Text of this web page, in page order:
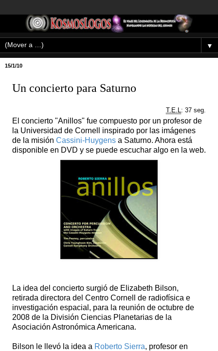
▼
15/1/10
Un concierto para Saturno
T.E.L : 37 seg.
El concierto "Anillos" fue compuesto por un profesor de
la Universidad de Cornell inspirado por las imágenes
de la misión Cassini-Huygens a Saturno. Ahora está
disponible en DVD y se puede escuchar algo en la web.
La idea del concierto surgió de Elizabeth Bilson,
retirada directora del Centro Cornell de radiofísica e
investigación espacial, para la reunión de octubre de
2008 de la División Ciencias Planetarias de la
Asociación Astronómica Americana.
Bilson le llevó la idea a Roberto Sierra, profesor en